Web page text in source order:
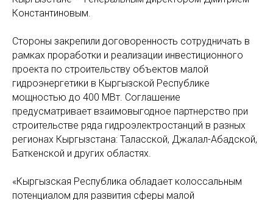
Константиновым.
Стороны закрепили договоренность сотрудничать в
рамках проработки и реализации инвестиционного
проекта по строительству объектов малой
гидроэнергетики в Кыргызской Республике
мощностью до 400 МВт. Соглашение
предусматривает взаимовыгодное партнерство при
строительстве ряда гидроэлектростанций в разных
регионах Кыргызстана: Таласской, Джалал-Абадской,
Баткенской и других областях.
«Кыргызская Республика обладает колоссальным
потенциалом для развития сферы малой